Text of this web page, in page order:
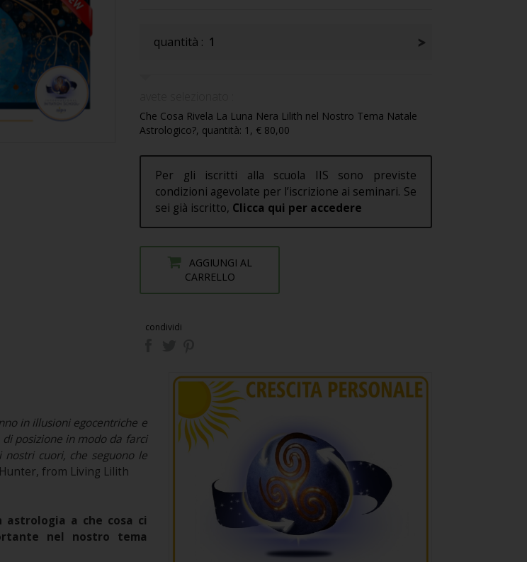
quantità : 1
Che Cosa Rivela La Luna Nera Lilith nel Nostro Tema Natale
Astrologico?, quantità: 1, € 80,00
Per gli iscritti alla scuola IIS sono previste
condizioni agevolate per l’iscrizione ai seminari. Se
sei già iscritto, Clicca qui per accedere
AGGIUNGI AL
CARRELLO
condividi
in illusioni egocentriche e
posizione in modo da farci
cuori, che seguono le
from Living Lilith
astrologia a che cosa ci
nel nostro tema